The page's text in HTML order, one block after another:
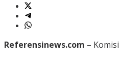
Referensinews.com –